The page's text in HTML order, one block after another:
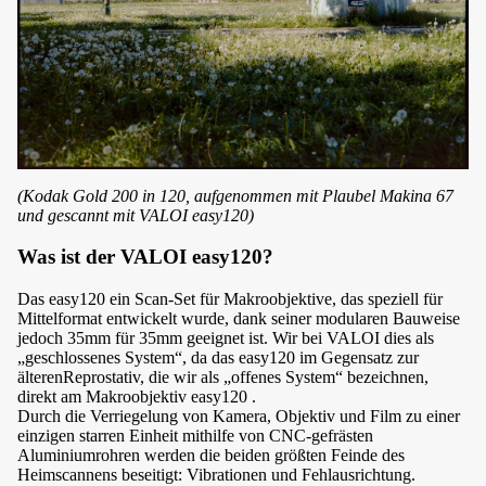
(Kodak Gold 200 in 120, aufgenommen mit Plaubel Makina 67
und gescannt mit VALOI easy120)
Was ist der VALOI easy120?
Das easy120 ein Scan-Set für Makroobjektive, das speziell für
Mittelformat entwickelt wurde, dank seiner modularen Bauweise
jedoch 35mm für 35mm geeignet ist. Wir bei VALOI dies als
„geschlossenes System“, da das easy120 im Gegensatz zur
älterenReprostativ, die wir als „offenes System“ bezeichnen,
direkt am Makroobjektiv easy120 .
Durch die Verriegelung von Kamera, Objektiv und Film zu einer
einzigen starren Einheit mithilfe von CNC-gefrästen
Aluminiumrohren werden die beiden größten Feinde des
Heimscannens beseitigt: Vibrationen und Fehlausrichtung.